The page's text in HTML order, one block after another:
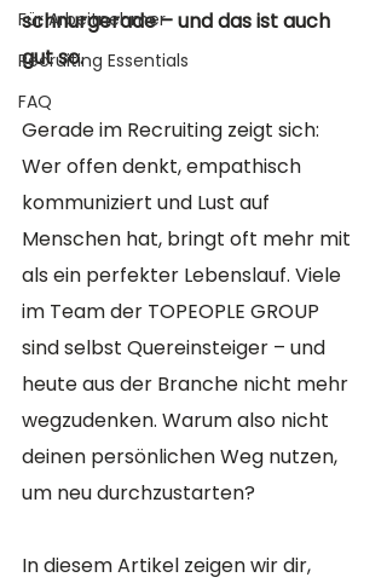
Für Arbeitnehmer
Recruiting Essentials
FAQ
schnurgerade – und das ist auch
gut so.
Gerade im Recruiting zeigt sich:
Wer offen denkt, empathisch
kommuniziert und Lust auf
Menschen hat, bringt oft mehr mit
als ein perfekter Lebenslauf. Viele
im Team der TOPEOPLE GROUP
sind selbst Quereinsteiger – und
heute aus der Branche nicht mehr
wegzudenken. Warum also nicht
deinen persönlichen Weg nutzen,
um neu durchzustarten?
In diesem Artikel zeigen wir dir,